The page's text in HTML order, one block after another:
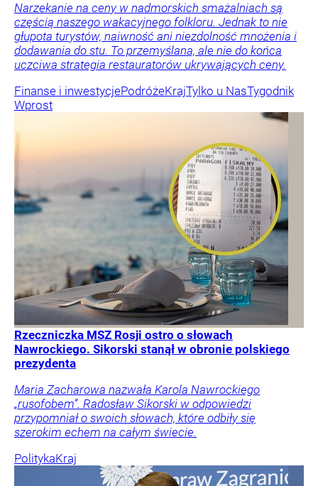
Narzekanie na ceny w nadmorskich smażalniach są
częścią naszego wakacyjnego folkloru. Jednak to nie
głupota turystów, naiwność ani niezdolność mnożenia i
dodawania do stu. To przemyślana, ale nie do końca
uczciwa strategia restauratorów ukrywających ceny.
Finanse i inwestycjePodróżeKrajTylko u NasTygodnik
Wprost
Rzeczniczka MSZ Rosji ostro o słowach
Nawrockiego. Sikorski stanął w obronie polskiego
prezydenta
Maria Zacharowa nazwała Karola Nawrockiego
„rusofobem”. Radosław Sikorski w odpowiedzi
przypomniał o swoich słowach, które odbiły się
szerokim echem na całym świecie.
PolitykaKraj